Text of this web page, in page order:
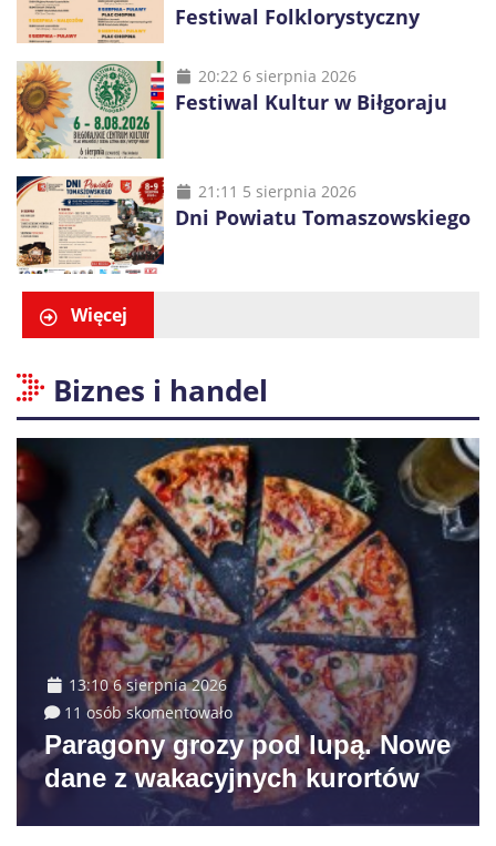
Festiwal Folklorystyczny
20:22 6 sierpnia 2026
Festiwal Kultur w Biłgoraju
21:11 5 sierpnia 2026
Dni Powiatu Tomaszowskiego
Więcej
Biznes i handel
13:10 6 sierpnia 2026
11 osób skomentowało
Paragony grozy pod lupą. Nowe
dane z wakacyjnych kurortów